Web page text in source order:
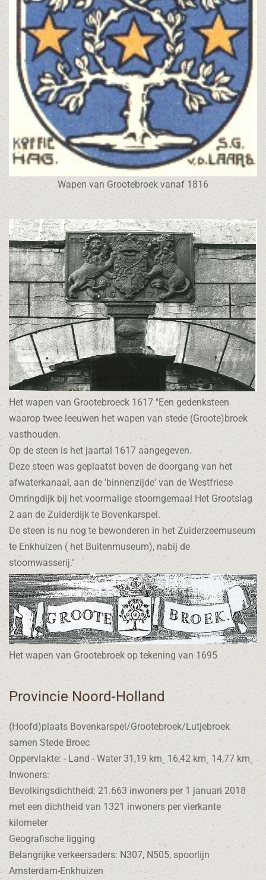
Wapen van Grootebroek vanaf 1816
Het wapen van Grootebroeck 1617 "Een gedenksteen
waarop twee leeuwen het wapen van stede (Groote)broek
vasthouden.
Op de steen is het jaartal 1617 aangegeven.
Deze steen was geplaatst boven de doorgang van het
afwaterkanaal, aan de 'binnenzijde' van de Westfriese
Omringdijk bij het voormalige stoomgemaal Het Grootslag
2 aan de Zuiderdijk te Bovenkarspel.
De steen is nu nog te bewonderen in het Zuiderzeemuseum
te Enkhuizen ( het Buitenmuseum), nabij de
stoomwasserij."
Het wapen van Grootebroek op tekening van 1695
Provincie Noord-Holland
(Hoofd)plaats Bovenkarspel/Grootebroek/Lutjebroek
samen Stede Broec
Oppervlakte: - Land - Water 31,19 km˛ 16,42 km˛ 14,77 km˛
Inwoners:
Bevolkingsdichtheid: 21.663 inwoners per 1 januari 2018
met een dichtheid van 1321 inwoners per vierkante
kilometer
Geografische ligging
Belangrijke verkeersaders: N307, N505, spoorlijn
Amsterdam-Enkhuizen